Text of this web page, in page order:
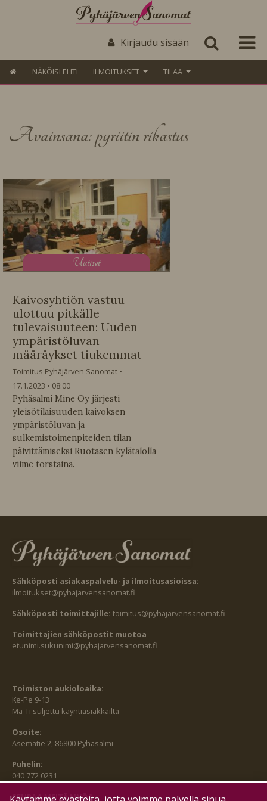
Kirjaudu sisään
NÄKÖISLEHTI ILMOITUKSET TILAA
Avainsana: pyriitin rikastus
Uutiset
Kaivosyhtiön vastuu
ulottuu pitkälle
tulevaisuuteen: Uuden
ympäristöluvan
määräykset tiukemmat
Toimitus Pyhäjärven Sanomat
17.1.2023
08:00
Pyhäsalmi Mine Oy järjesti
yleisötilaisuuden kaivoksen
ympäristöluvan ja
sulkemistoimenpiteiden tilan
päivittämiseksi Ruotasen kylätalolla
viime torstaina.
Sähköposti asiakaspalvelu- ja ilmoitusasioissa:
ilmoitukset@pyhajarvensanomat.fi
Sähköposti toimittajille: toimitus@pyhajarvensanomat.fi
Toimittajien sähköpostit muotoa
etunimi.sukunimi@pyhajarvensanomat.fi
Toimiston aukioloaika:
Ke-Pe 9-13
Ma-Ti suljettu käyntiasiakkailta
Osoite:
Asematie 2, 86800 Pyhäsalmi
Puhelin:
040 772 0231
SEURAA MEITÄ MYÖS: